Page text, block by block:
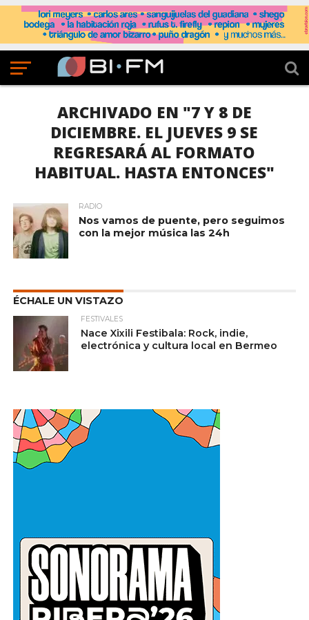
ARCHIVADO EN "7 Y 8 DE
DICIEMBRE. EL JUEVES 9 SE
REGRESARÁ AL FORMATO
HABITUAL. HASTA ENTONCES"
RADIO
Nos vamos de puente, pero seguimos
con la mejor música las 24h
ÉCHALE UN VISTAZO
FESTIVALES
Nace Xixili Festibala: Rock, indie,
electrónica y cultura local en Bermeo